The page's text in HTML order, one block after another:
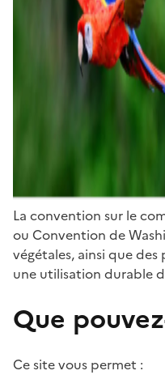
La convention sur le
ou Convention de
végétales, ainsi que
une utilisation durable
Que
Ce site vous permet :